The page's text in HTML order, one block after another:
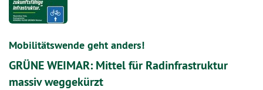
Mobilitätswende geht anders!
GRÜNE WEIMAR: Mittel für Radinfrastruktur
massiv weggekürzt